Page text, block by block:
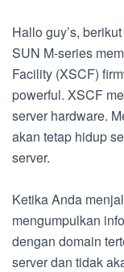
Hallo guy’s,
SUN M-series
Facility (XSCF)
powerful. XSCF
server hardware.
akan tetap hidup
server.
Ketika Anda
mengumpulkan
dengan domain
server dan tidak